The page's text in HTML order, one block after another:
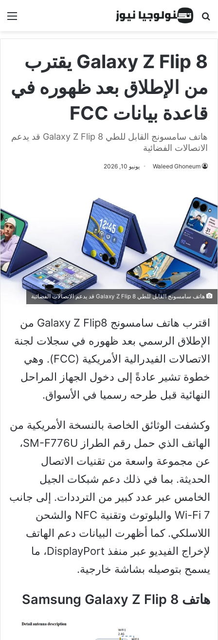
البحث عن
Galaxy Z Flip 8 يقترب
من الإطلاق بعد ظهوره في
قاعدة بيانات FCC
هاتف سامسونج القابل للطي Galaxy Z Flip 8 قد يدعم
الاتصالات الفضائية
Waleed Ghoneum يونيو 10, 2026
هاتف سامسونج القابل للطي Galaxy Z Flip 8 قد يدعم الاتصالات الفضائية
اقترب هاتف سامسونج Galaxy Z Flip8 من
الإطلاق الرسمي بعد ظهوره في سجلات لجنة
الاتصالات الفيدرالية الأمريكية (FCC). وهي
خطوة تشير عادةً إلى دخول الجهاز المراحل
النهائية قبل طرحه رسميا في الأسواق.
وكشفت الوثائق الخاصة بالنسخة الأمريكية من
الهاتف الذي حمل رقم الطراز SM-F776U،
عن مجموعة واسعة من تقنيات الاتصال
الحديثة. بما في ذلك دعم شبكات الجيل
الخامس عبر عدد كبير من الترددات. إلى جانب
Wi-Fi 7 والبلوتوث وتقنية NFC والشحن
اللاسلكي. كما أظهرت البيانات دعم الهاتف
لإخراج الفيديو عبر منفذ DisplayPort، ما
يسمح بتوصيله بشاشة خارجية.
هاتف Samsung Galaxy Z Flip 8